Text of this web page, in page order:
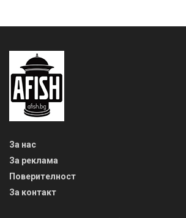
За нас
За реклама
Поверителност
За контакт